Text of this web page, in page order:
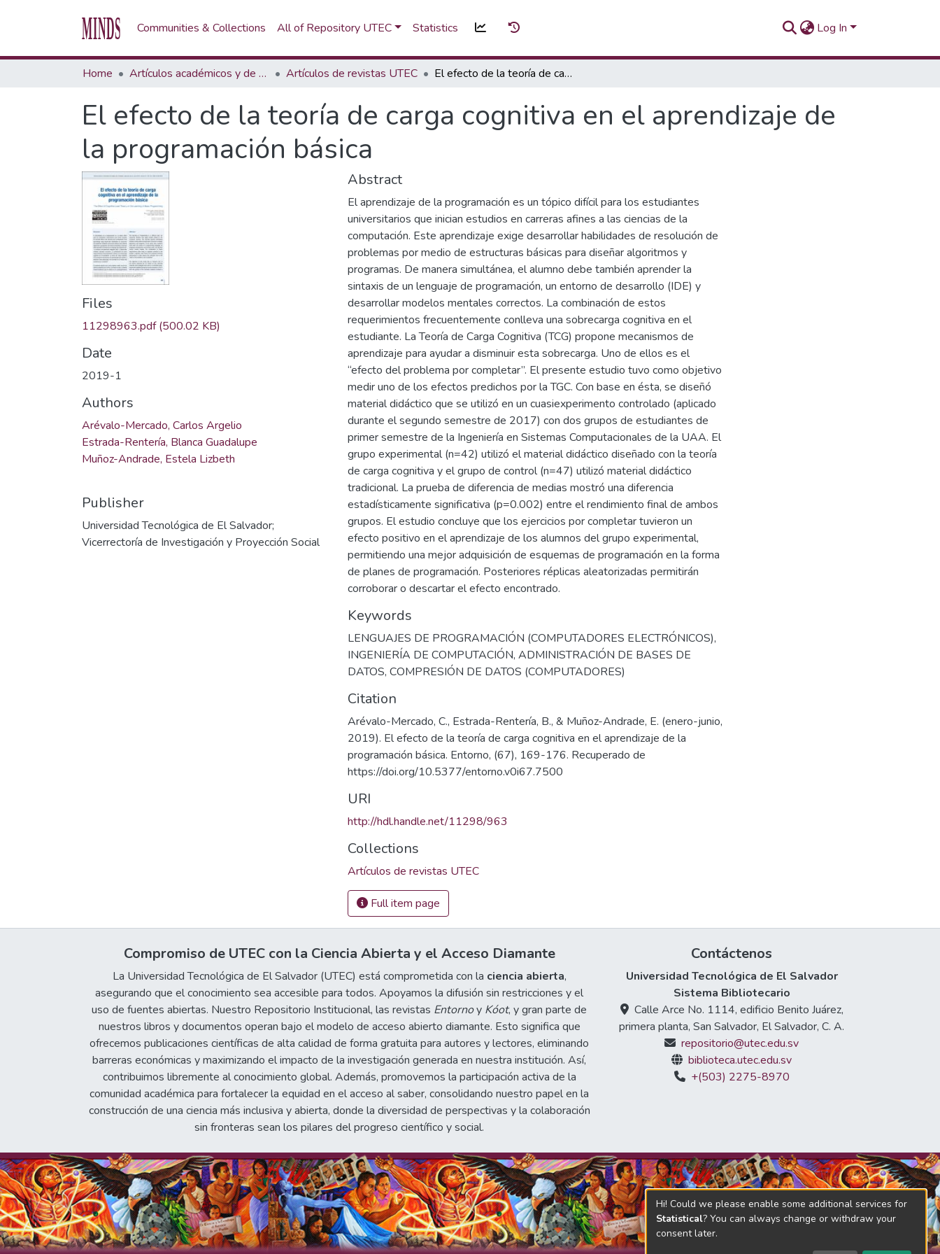
Communities & Collections All of Repository UTEC Statistics Log In
Home Artículos académicos y de opinión Artículos de revistas UTEC El efecto de la teoría de carga cognitiva en el aprendizaje de la programación básica
El efecto de la teoría de carga cognitiva en el aprendizaje de
la programación básica
Files
11298963.pdf(500.02 KB)
Date
2019-1
Authors
Arévalo-Mercado, Carlos Argelio
Estrada-Rentería, Blanca Guadalupe
Muñoz-Andrade, Estela Lizbeth
Publisher
Universidad Tecnológica de El Salvador;
Vicerrectoría de Investigación y Proyección Social
Abstract
El aprendizaje de la programación es un tópico difícil para los estudiantes
universitarios que inician estudios en carreras afines a las ciencias de la
computación. Este aprendizaje exige desarrollar habilidades de resolución de
problemas por medio de estructuras básicas para diseñar algoritmos y
programas. De manera simultánea, el alumno debe también aprender la
sintaxis de un lenguaje de programación, un entorno de desarrollo (IDE) y
desarrollar modelos mentales correctos. La combinación de estos
requerimientos frecuentemente conlleva una sobrecarga cognitiva en el
estudiante. La Teoría de Carga Cognitiva (TCG) propone mecanismos de
aprendizaje para ayudar a disminuir esta sobrecarga. Uno de ellos es el
“efecto del problema por completar”. El presente estudio tuvo como objetivo
medir uno de los efectos predichos por la TGC. Con base en ésta, se diseñó
material didáctico que se utilizó en un cuasiexperimento controlado (aplicado
durante el segundo semestre de 2017) con dos grupos de estudiantes de
primer semestre de la Ingeniería en Sistemas Computacionales de la UAA. El
grupo experimental (n=42) utilizó el material didáctico diseñado con la teoría
de carga cognitiva y el grupo de control (n=47) utilizó material didáctico
tradicional. La prueba de diferencia de medias mostró una diferencia
estadísticamente significativa (p=0.002) entre el rendimiento final de ambos
grupos. El estudio concluye que los ejercicios por completar tuvieron un
efecto positivo en el aprendizaje de los alumnos del grupo experimental,
permitiendo una mejor adquisición de esquemas de programación en la forma
de planes de programación. Posteriores réplicas aleatorizadas permitirán
corroborar o descartar el efecto encontrado.
Keywords
LENGUAJES DE PROGRAMACIÓN (COMPUTADORES ELECTRÓNICOS),
INGENIERÍA DE COMPUTACIÓN, ADMINISTRACIÓN DE BASES DE
DATOS, COMPRESIÓN DE DATOS (COMPUTADORES)
Citation
Arévalo-Mercado, C., Estrada-Rentería, B., & Muñoz-Andrade, E. (enero-junio,
2019). El efecto de la teoría de carga cognitiva en el aprendizaje de la
programación básica. Entorno, (67), 169-176. Recuperado de
https://doi.org/10.5377/entorno.v0i67.7500
URI
http://hdl.handle.net/11298/963
Collections
Artículos de revistas UTEC
Full item page
Compromiso de UTEC con la Ciencia Abierta y el Acceso Diamante
La Universidad Tecnológica de El Salvador (UTEC) está comprometida con la ciencia abierta,
asegurando que el conocimiento sea accesible para todos. Apoyamos la difusión sin restricciones y el
uso de fuentes abiertas. Nuestro Repositorio Institucional, las revistas Entornoy Kóot, y gran parte de
nuestros libros y documentos operan bajo el modelo de acceso abierto diamante. Esto significa que
ofrecemos publicaciones científicas de alta calidad de forma gratuita para autores y lectores, eliminando
barreras económicas y maximizando el impacto de la investigación generada en nuestra institución. Así,
contribuimos libremente al conocimiento global. Además, promovemos la participación activa de la
comunidad académica para fortalecer la equidad en el acceso al saber, consolidando nuestro papel en la
construcción de una ciencia más inclusiva y abierta, donde la diversidad de perspectivas y la colaboración
sin fronteras sean los pilares del progreso científico y social.
Contáctenos
Universidad Tecnológica de El Salvador
Sistema Bibliotecario
Calle Arce No. 1114, edificio Benito Juárez,
primera planta, San Salvador, El Salvador, C. A.
repositorio@utec.edu.sv
biblioteca.utec.edu.sv
+(503) 2275-8970
Hi! Could we please enable some additional services for
Statistical? You can always change or withdraw your
consent later.